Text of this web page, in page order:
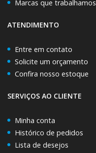
Marcas que trabalhamos
ATENDIMENTO
Entre em contato
Solicite um orçamento
Confira nosso estoque
SERVIÇOS AO CLIENTE
Minha conta
Histórico de pedidos
Lista de desejos